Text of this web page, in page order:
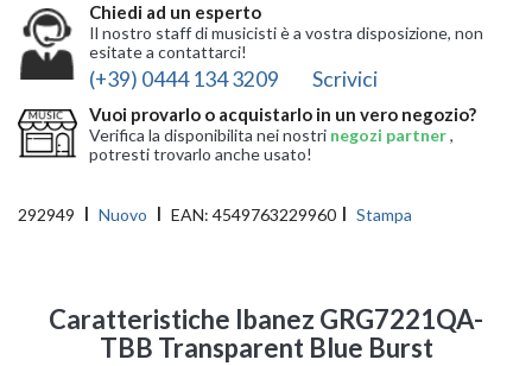
Chiedi ad un esperto
Il nostro staff di musicisti è a vostra disposizione, non
esitate a contattarci!
(+39) 0444 134 3209 Scrivici
Vuoi provarlo o acquistarlo in un vero negozio?
Verifica la disponibilita nei nostri negozi partner,
potresti trovarlo anche usato!
292949 Nuovo EAN: 4549763229960 Stampa
Caratteristiche Ibanez GRG7221QA-
TBB Transparent Blue Burst